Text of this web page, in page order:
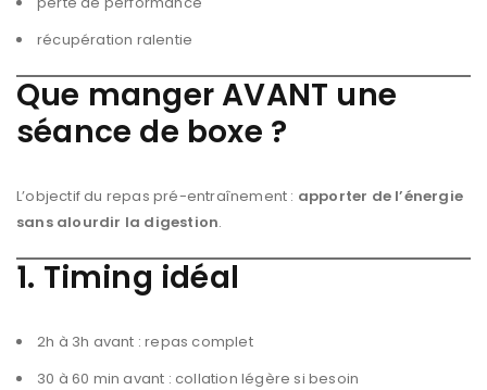
récupération ralentie
Que manger AVANT une
séance de boxe ?
L’objectif du repas pré-entraînement : apporter de l’énergie
sans alourdir la digestion.
1. Timing idéal
2h à 3h avant : repas complet
30 à 60 min avant : collation légère si besoin